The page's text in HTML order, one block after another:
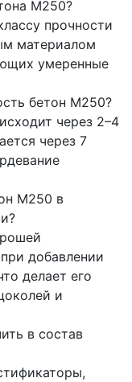
М250?
прочности
материалом
умеренные
бетон М250?
через 2–4
через 7
М250 в
добавлении
делает его
и
в состав